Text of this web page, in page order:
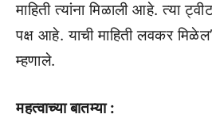
माहिती त्यांना मिळाली आहे. त्या
पक्ष आहे. याची माहिती लवकर
म्हणाले.
महत्वाच्या बातम्या :